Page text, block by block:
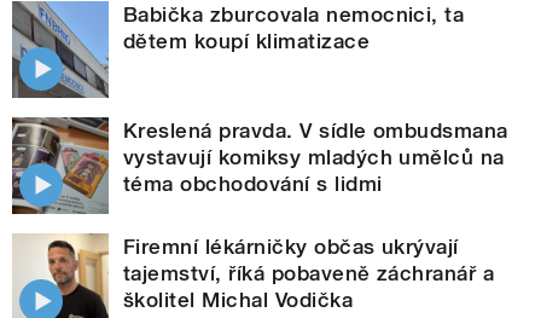
Babička zburcovala nemocnici, ta
dětem koupí klimatizace
Kreslená pravda. V sídle ombudsmana
vystavují komiksy mladých umělců na
téma obchodování s lidmi
Firemní lékárničky občas ukrývají
tajemství, říká pobaveně záchranář a
školitel Michal Vodička